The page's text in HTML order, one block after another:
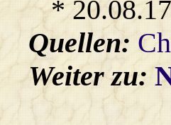
*
Quellen:
Weiter zu: